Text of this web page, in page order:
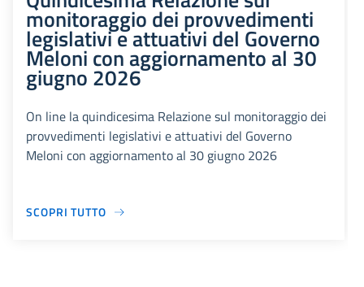
monitoraggio dei provvedimenti
legislativi e attuativi del Governo
Meloni con aggiornamento al 30
giugno 2026
On line la quindicesima Relazione sul monitoraggio dei
provvedimenti legislativi e attuativi del Governo
Meloni con aggiornamento al 30 giugno 2026
SCOPRI TUTTO